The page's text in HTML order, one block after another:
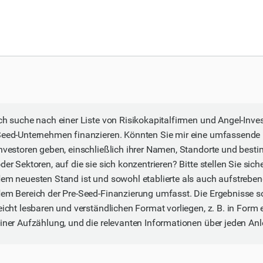
suche nach einer Liste von Risikokapitalfirmen und Angel-
Unternehmen finanzieren. Könnten Sie mir eine umfassende
geben, einschließlich ihrer Namen, Standorte und
Sektoren, auf die sie sich konzentrieren? Bitte stellen Sie
neuesten Stand ist und sowohl etablierte als auch
Bereich der Pre-Seed-Finanzierung umfasst. Die Ergebnisse
lesbaren und verständlichen Format vorliegen, z. B. in Form
Aufzählung, und die relevanten Informationen über jeden